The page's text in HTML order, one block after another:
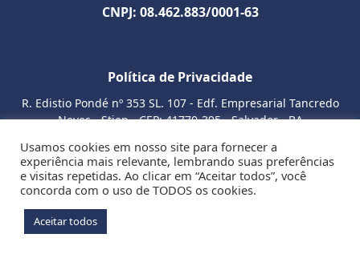
CNPJ: 08.462.883/0001-63
Política de Privacidade
R. Edistio Pondé nº 353 SL. 107 - Edf. Empresarial Tancredo
Neves - Stiep - CEP: 41770-395 - Salvador - BA
Usamos cookies em nosso site para fornecer a
experiência mais relevante, lembrando suas preferências
e visitas repetidas. Ao clicar em “Aceitar todos”, você
concorda com o uso de TODOS os cookies.
Aceitar todos